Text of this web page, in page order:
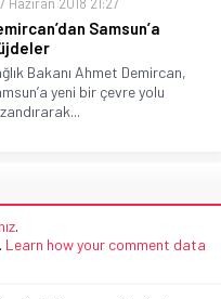
Samsun’a
Bakanı Ahmet Demircan,
yeni bir çevre yolu
.
Learn how your comment data